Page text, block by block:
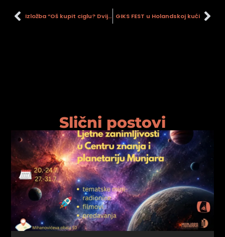
Izložba “Oš kupit ciglu? Dvije tisuće godina proizvodnje cigle u Sisku” GIKS FEST u Holandskoj kući
Slični postovi